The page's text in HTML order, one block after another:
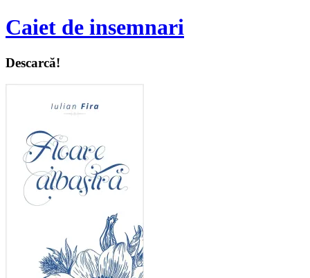
Caiet de insemnari
Descarcă!